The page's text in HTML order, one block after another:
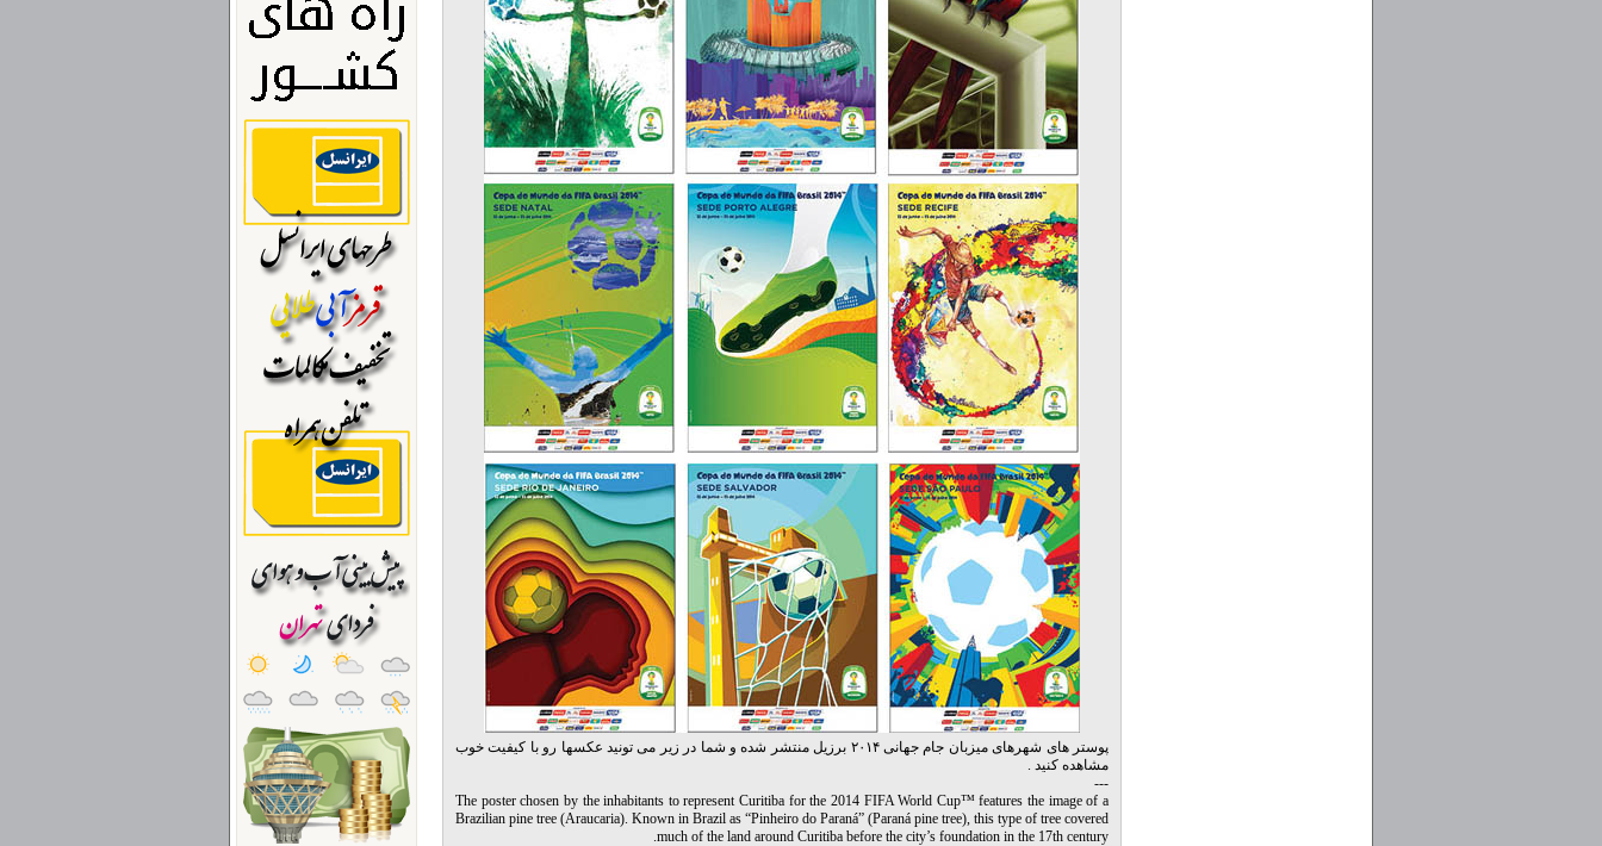
پوستر های شهرهای میزبان جام جهانی ۲۰۱۴ برزیل منتشر شده و شما در زیر می تونید عکسها رو با کیفیت خوب
مشاهده کنید .
---
The poster chosen by the inhabitants to represent Curitiba for the 2014 FIFA World Cup™ features the image of a
Brazilian pine tree (Araucaria). Known in Brazil as “Pinheiro do Paraná” (Paraná pine tree), this type of tree covered
much of the land around Curitiba before the city’s foundation in the 17th century.